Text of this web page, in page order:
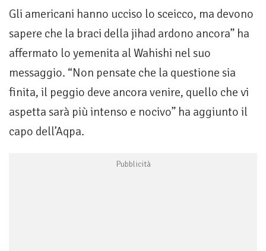
Gli americani hanno ucciso lo sceicco, ma devono
sapere che la braci della jihad ardono ancora” ha
affermato lo yemenita al Wahishi nel suo
messaggio. “Non pensate che la questione sia
finita, il peggio deve ancora venire, quello che vi
aspetta sarà più intenso e nocivo” ha aggiunto il
capo dell’Aqpa.